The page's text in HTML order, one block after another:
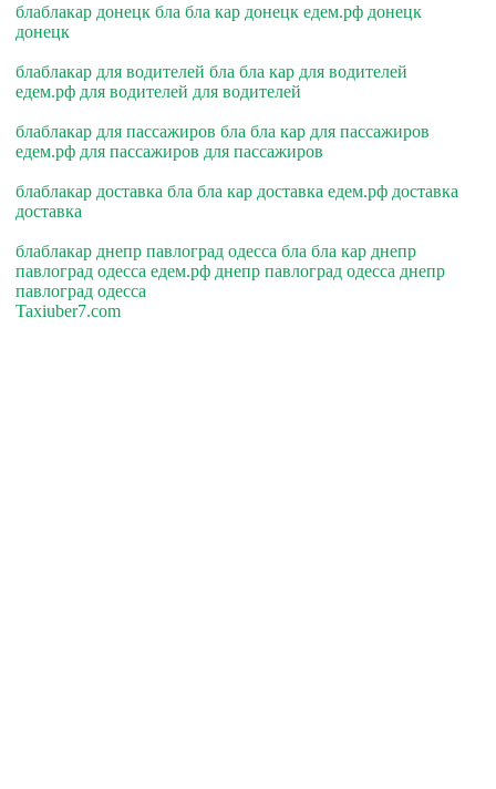
блаблакар донецк бла бла кар донецк едем.рф донецк
донецк
блаблакар для водителей бла бла кар для водителей
едем.рф для водителей для водителей
блаблакар для пассажиров бла бла кар для пассажиров
едем.рф для пассажиров для пассажиров
блаблакар доставка бла бла кар доставка едем.рф доставка
доставка
блаблакар днепр павлоград одесса бла бла кар днепр
павлоград одесса едем.рф днепр павлоград одесса днепр
павлоград одесса
Taxiuber7.com